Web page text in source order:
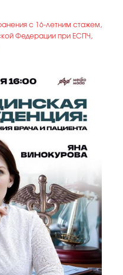
с 16-летним стажем,
Федерации при ЕСПЧ,